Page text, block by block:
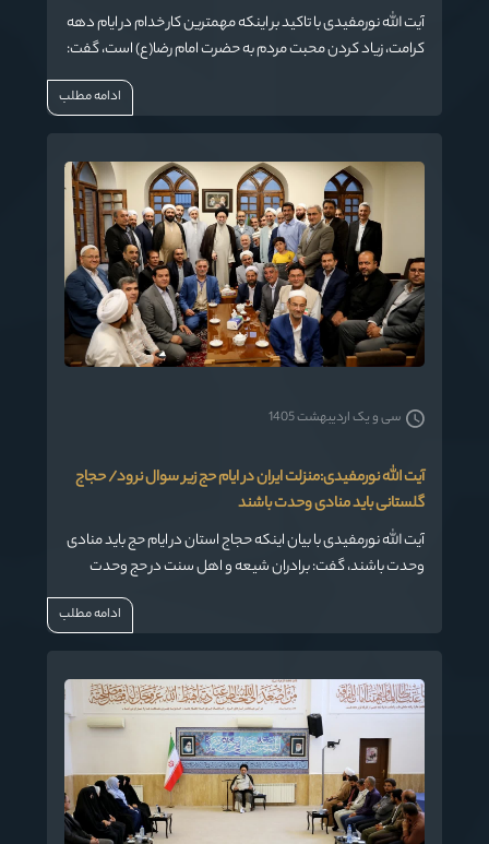
آیت الله نورمفیدی با تاکید بر اینکه مهمترین کار خدام در ایام دهه
کرامت، زیاد کردن محبت مردم به حضرت امام رضا(ع) است، گفت:
خدام باید به جنبه های معرفتی و شناختی بپردازند و جذب ها را
ادامه مطلب
آیت الله نورمفیدی:منزلت ایران در ایام حج زیر سوال نرود/ حجاج
گلستانی باید منادی وحدت باشند
آیت الله نورمفیدی با بیان اینکه حجاج استان در ایام حج باید منادی
وحدت باشند، گفت: برادران شیعه و اهل سنت در حج وحدت
سی و یک اردیبهشت 1405
ادامه مطلب